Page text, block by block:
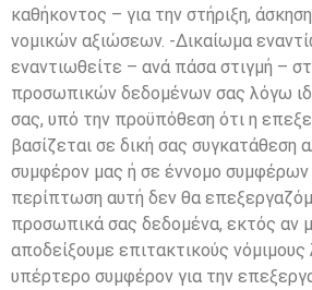
καθήκοντος – για την στήριξη,
νομικών αξιώσεων. -Δικαίωμα
εναντιωθείτε – ανά πάσα στιγμή –
προσωπικών δεδομένων σας λόγω
σας, υπό την προϋπόθεση ότι η
βασίζεται σε δική σας συγκατάθεση
συμφέρον μας ή σε έννομο συμφέρων
περίπτωση αυτή δεν θα
προσωπικά σας δεδομένα, εκτός αν
αποδείξουμε επιτακτικούς νόμιμους
υπέρτερο συμφέρον για την